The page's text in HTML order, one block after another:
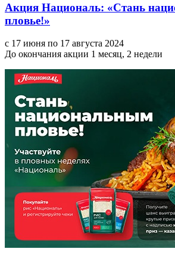
Акция Националь: «Стань
пловье!»
с 17 июня по 17 августа 2024
До окончания акции 1 месяц, 2 недели